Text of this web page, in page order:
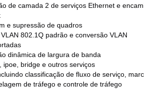
de camada 2 de serviços Ethernet e
e supressão de quadros
802.1Q padrão e conversão VLAN
dinâmica de largura de banda
ipoe, bridge e outros serviços
classificação de fluxo de serviço,
de tráfego e controle de tráfego